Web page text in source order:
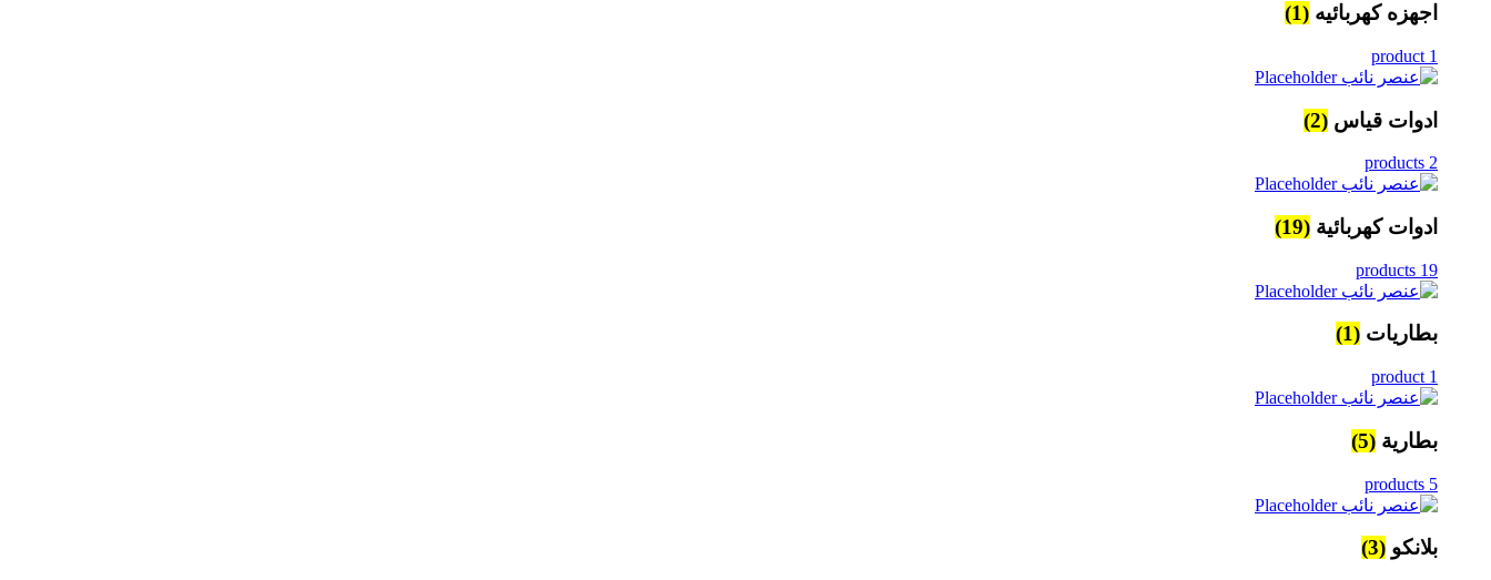
اجهزه كهربائيه (1)
1 product
ادوات قياس (2)
2 products
ادوات كهربائية (19)
19 products
بطاريات (1)
1 product
بطارية (5)
5 products
بلانكو (3)